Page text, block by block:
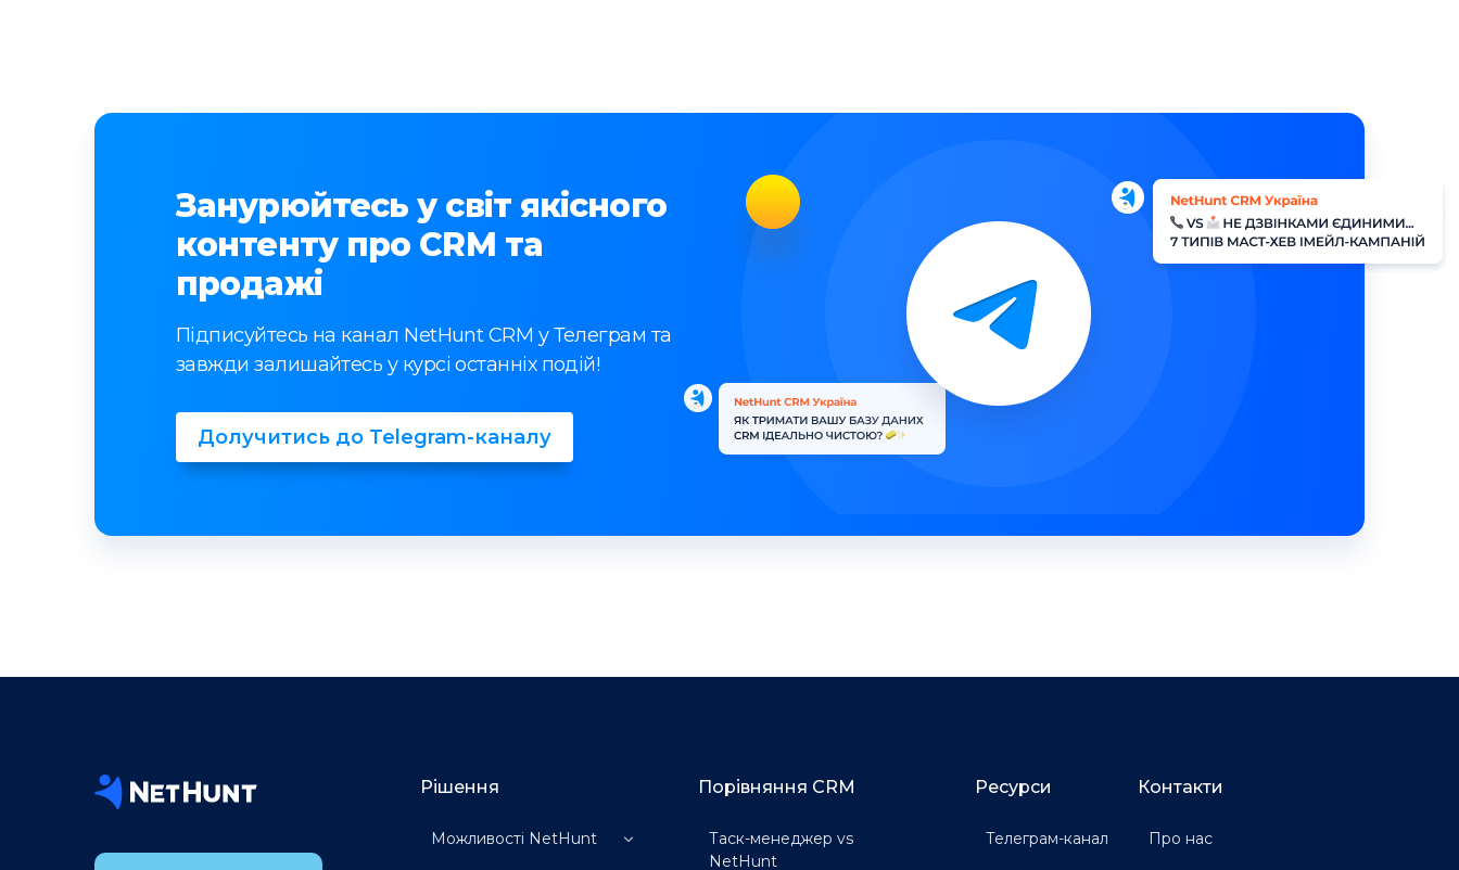
Занурюйтесь у світ якісного
контенту про CRM та
продажі
Підписуйтесь на канал NetHunt CRM у Телеграм та
завжди залишайтесь у курсі останніх подій!
Долучитись до Telegram-каналу
Рішення
Можливості NetHunt
Порівняння CRM
Таск-менеджер vs
NetHunt
Ресурси
Телеграм-канал
Контакти
Про нас